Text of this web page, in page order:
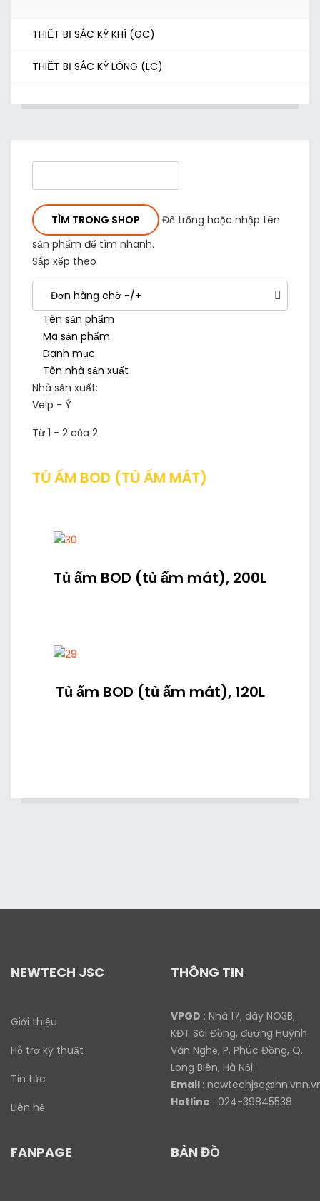
THIẾT BỊ SẮC KÝ KHÍ (GC)
THIẾT BỊ SẮC KÝ LỎNG (LC)
Để trống hoặc nhập tên
sản phẩm để tìm nhanh.
Sắp xếp theo
Đơn hàng chờ -/+
Tên sản phẩm
Mã sản phẩm
Danh mục
Tên nhà sản xuất
Nhà sản xuất:
Velp - Ý
Từ 1 - 2 của 2
TỦ ẤM BOD (TỦ ẤM MÁT)
Tủ ấm BOD (tủ ấm mát), 200L
Tủ ấm BOD (tủ ấm mát), 120L
NEWTECH JSC
Giới thiệu
Hỗ trợ kỹ thuật
Tin tức
Liên hệ
THÔNG TIN
VPGD : Nhà 17, dãy NO3B,
KĐT Sài Đồng, đường Huỳnh
Văn Nghệ, P. Phúc Đồng, Q.
Long Biên, Hà Nội
Email :
Hotline : 024-39845538
FANPAGE BẢN ĐỒ